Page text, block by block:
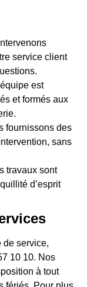
service client
est
et formés aux
fournissons des
sans
travaux sont
d’esprit
de service,
10 10. Nos
à tout